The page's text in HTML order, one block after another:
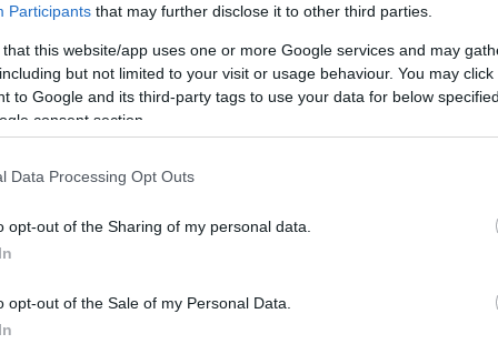
Participants that may further disclose it to other third parties.
that this website/app uses one or more Google services and may
but not limited to your visit or usage behaviour. You may
to Google and its third-party tags to use your data for below
consent section.
Data Processing Opt Outs
opt-out of the Sharing of my personal data.
opt-out of the Sale of my Personal Data.
szerint készek március 16-án
megegyezni a kormányoldallal.